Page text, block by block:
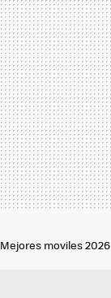
Mejores moviles 2026